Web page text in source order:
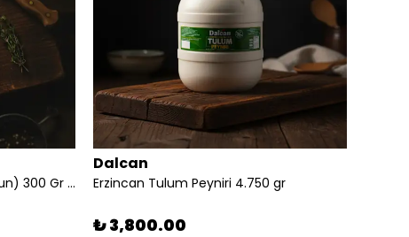
İzmir Tulum Peyniri (keçi koyun) 300 Gr Vakumlu
Dalcan
Erzincan Tulum Peyniri 4.750 gr
₺ 3,800.00